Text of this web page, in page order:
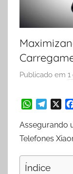
Publicado em
h
a
s
e
l
g
r
a
c
b
Assegurando
Telefones
Índice